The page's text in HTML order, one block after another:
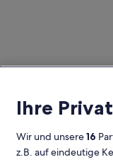
Ihre
Wir und unsere16
z.B. auf eindeutige